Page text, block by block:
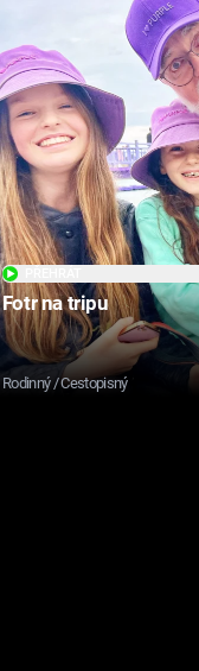
Fotr na tripu
Rodinný / Cestopisný